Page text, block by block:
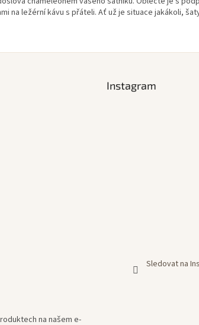
na ležérní kávu s přáteli. Ať už je situace jakákoli,
Instagram
Sledovat na
na našem e-